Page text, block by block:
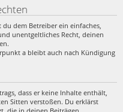
dem Betreiber ein einfaches,
unentgeltliches Recht, deinen
a bleibt auch nach Kündigung
dass er keine Inhalte enthält,
Sitten verstoßen. Du erklärst